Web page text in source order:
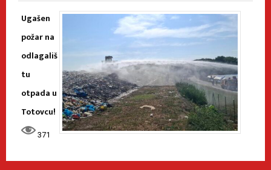
Ugašen
požar na
odlagališ
tu
otpada u
Totovcu!
371